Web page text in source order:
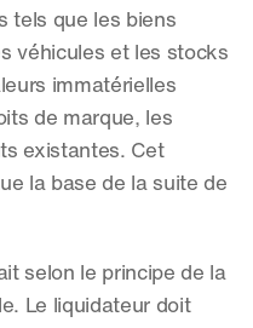
tels que les biens
véhicules et les stocks
immatérielles
de marque, les
existantes. Cet
la base de la suite de
selon le principe de la
Le liquidateur doit